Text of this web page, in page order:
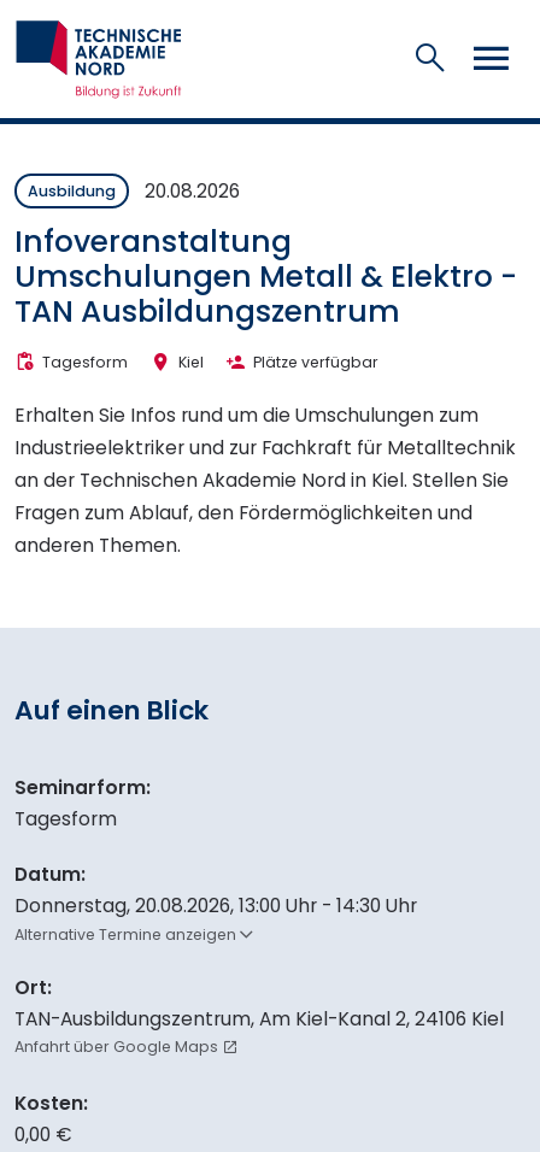
Suchen
Ausbildung 20.08.2026
Infoveranstaltung
Umschulungen Metall & Elektro -
TAN Ausbildungszentrum
Tagesform Kiel Plätze verfügbar
Erhalten Sie Infos rund um die Umschulungen zum
Industrieelektriker und zur Fachkraft für Metalltechnik
an der Technischen Akademie Nord in Kiel. Stellen Sie
Fragen zum Ablauf, den Fördermöglichkeiten und
anderen Themen.
Auf einen Blick
Seminarform:
Tagesform
Datum:
Donnerstag, 20.08.2026,13:00 Uhr - 14:30 Uhr
Alternative Termine anzeigen
Ort:
TAN-Ausbildungszentrum, Am Kiel-Kanal 2, 24106 Kiel
Anfahrt über Google Maps
Kosten:
0,00 €